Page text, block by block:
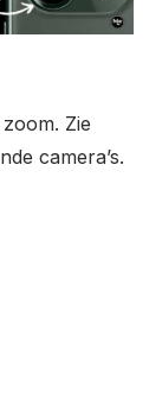
Zie
camera’s.